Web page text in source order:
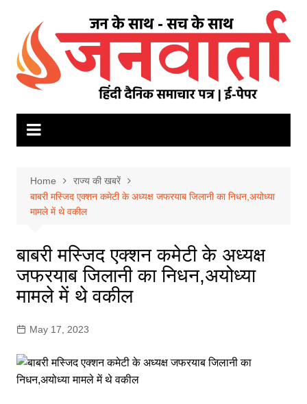
content
Home
राज्य की खबरें
बाबरी मस्जिद एक्शन कमेटी के अध्यक्ष जफरयाब जिलानी का निधन,अयोध्या
मामले में थे वकील
बाबरी मस्जिद एक्शन कमेटी के अध्यक्ष
जफरयाब जिलानी का निधन,अयोध्या
मामले में थे वकील
May 17, 2023